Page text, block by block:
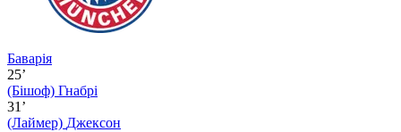
Баварія
25’
(Бішоф) Гнабрі
31’
(Лаймер) Джексон